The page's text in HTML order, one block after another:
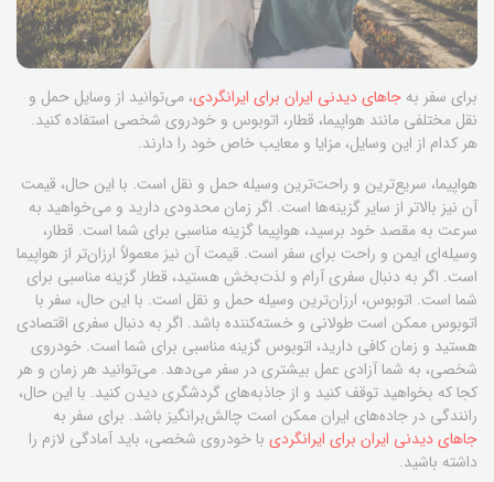
برای سفر به جاهای دیدنی ایران برای ایرانگردی، می‌توانید از وسایل حمل و
نقل مختلفی مانند هواپیما، قطار، اتوبوس و خودروی شخصی استفاده کنید.
هر کدام از این وسایل، مزایا و معایب خاص خود را دارند.
هواپیما، سریع‌ترین و راحت‌ترین وسیله حمل و نقل است. با این حال، قیمت
آن نیز بالاتر از سایر گزینه‌ها است. اگر زمان محدودی دارید و می‌خواهید به
سرعت به مقصد خود برسید، هواپیما گزینه مناسبی برای شما است. قطار،
وسیله‌ای ایمن و راحت برای سفر است. قیمت آن نیز معمولاً ارزان‌تر از هواپیما
است. اگر به دنبال سفری آرام و لذت‌بخش هستید، قطار گزینه مناسبی برای
شما است. اتوبوس، ارزان‌ترین وسیله حمل و نقل است. با این حال، سفر با
اتوبوس ممکن است طولانی و خسته‌کننده باشد. اگر به دنبال سفری اقتصادی
هستید و زمان کافی دارید، اتوبوس گزینه مناسبی برای شما است. خودروی
شخصی، به شما آزادی عمل بیشتری در سفر می‌دهد. می‌توانید هر زمان و هر
کجا که بخواهید توقف کنید و از جاذبه‌های گردشگری دیدن کنید. با این حال،
رانندگی در جاده‌های ایران ممکن است چالش‌برانگیز باشد. برای سفر به
جاهای دیدنی ایران برای ایرانگردی با خودروی شخصی، باید آمادگی لازم را
داشته باشید.